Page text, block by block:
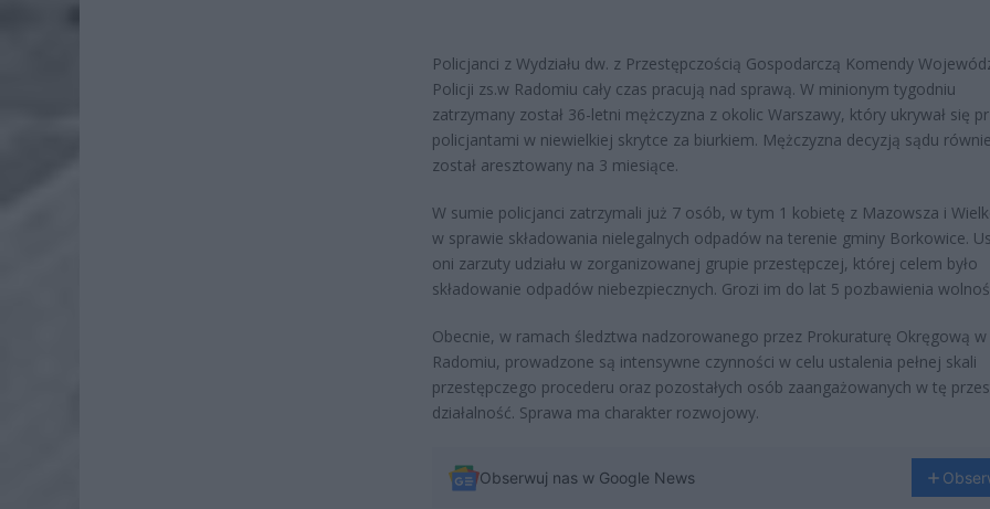
Policjanci z Wydziału dw. z Przestępczością Gospodarczą Komendy
Policji zs.w Radomiu cały czas pracują nad sprawą. W minionym tygodniu
zatrzymany został 36-letni mężczyzna z okolic Warszawy, który ukrywał się
policjantami w niewielkiej skrytce za biurkiem. Mężczyzna decyzją sądu
został aresztowany na 3 miesiące.
W sumie policjanci zatrzymali już 7 osób, w tym 1 kobietę z Mazowsza i
w sprawie składowania nielegalnych odpadów na terenie gminy Borkowice.
oni zarzuty udziału w zorganizowanej grupie przestępczej, której celem było
składowanie odpadów niebezpiecznych. Grozi im do lat 5 pozbawienia
Obecnie, w ramach śledztwa nadzorowanego przez Prokuraturę Okręgową w
Radomiu, prowadzone są intensywne czynności w celu ustalenia pełnej skali
przestępczego procederu oraz pozostałych osób zaangażowanych w tę
działalność. Sprawa ma charakter rozwojowy.
Obserwuj nas w Google News